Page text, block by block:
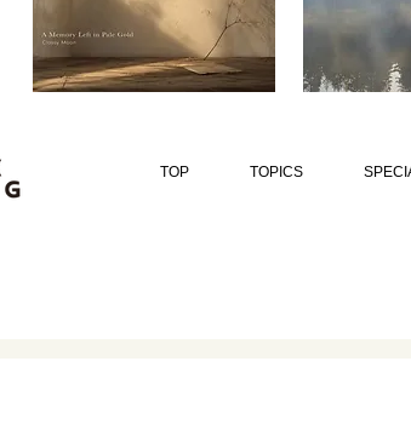
TOP TOPICS